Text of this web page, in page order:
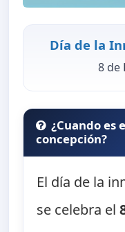
Día de la
8 de
¿Cuando es
concepción?
El día de la
se celebra el